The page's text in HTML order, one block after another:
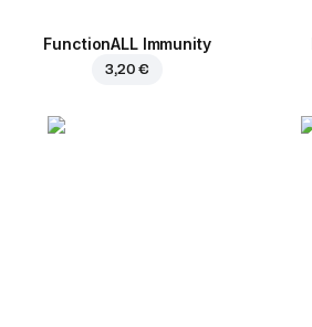
FunctionALL Immunity
3,20 €